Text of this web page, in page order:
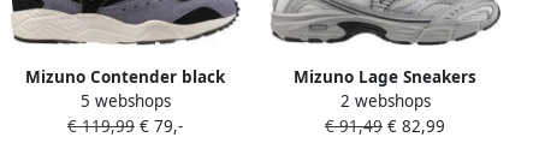
Mizuno Contender black
sand blue Mesh Unisex
5 webshops
€ 119,99 € 79,-
Mizuno Lage Sneakers
D1GA2451 14 S.L.MXR-
NIBUS CLOUD SILVER
2 webshops
€ 91,49 € 82,99